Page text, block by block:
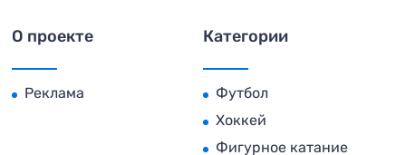
О проекте
Реклама
Категории
Футбол
Хоккей
Фигурное катание